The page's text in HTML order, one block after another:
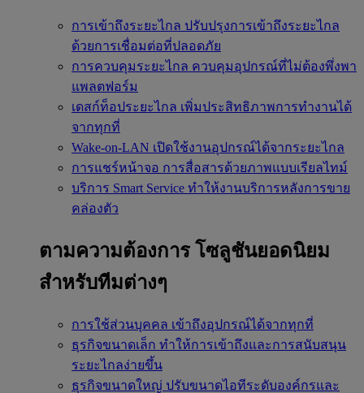
การเข้าถึงระยะไกล ปรับปรุงการเข้าถึงระยะไกล
ด้วยการเชื่อมต่อที่ปลอดภัย
การควบคุมระยะไกล ควบคุมอุปกรณ์ที่ไม่ต้องพึ่งพา
แพลตฟอร์ม
เดสก์ท็อประยะไกล เพิ่มประสิทธิภาพการทำงานได้
จากทุกที่
Wake-on-LAN เปิดใช้งานอุปกรณ์ได้จากระยะไกล
การแชร์หน้าจอ การสื่อสารด้วยภาพแบบเรียลไทม์
บริการ Smart Service ทำให้งานบริการหลังการขาย
คล่องตัว
ตามความต้องการ โซลูชันยอดนิยม
สำหรับทีมต่างๆ
การใช้ส่วนบุคคล เข้าถึงอุปกรณ์ได้จากทุกที่
ธุรกิจขนาดเล็ก ทำให้การเข้าถึงและการสนับสนุน
ระยะไกลง่ายขึ้น
ธุรกิจขนาดใหญ่ ปรับขนาดไอทีระดับองค์กรและ